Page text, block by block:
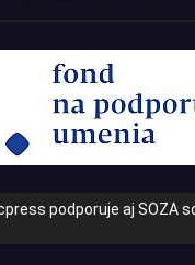
podporuje aj SOZA